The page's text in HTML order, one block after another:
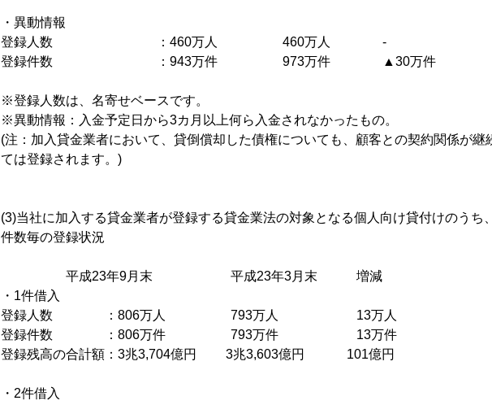
・異動情報
登録人数 ：460万人 460万人 -
登録件数 ：943万件 973万件 ▲30万件
※登録人数は、名寄せベースです。
※異動情報：入金予定日から3カ月以上何ら入金されなかったもの。
(注：加入貸金業者において、貸倒償却した債権についても、顧客との契約関係が継
ては登録されます。)
(3)当社に加入する貸金業者が登録する貸金業法の対象となる個人向け貸付けのうち
件数毎の登録状況
平成23年9月末 平成23年3月末 増減
・1件借入
登録人数 ：806万人 793万人 13万人
登録件数 ：806万件 793万件 13万件
登録残高の合計額：3兆3,704億円 3兆3,603億円 101億円
・2件借入